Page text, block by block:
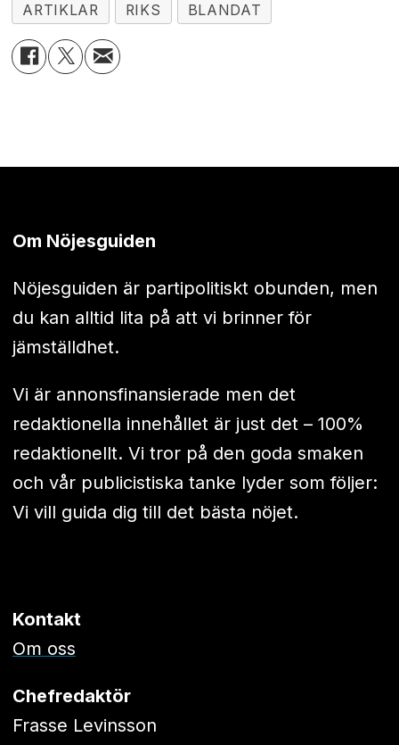
ARTIKLAR RIKS BLANDAT
Om Nöjesguiden
Nöjesguiden är partipolitiskt obunden, men
du kan alltid lita på att vi brinner för
jämställdhet.
Vi är annonsfinansierade men det
redaktionella innehållet är just det – 100%
redaktionellt. Vi tror på den goda smaken
och vår publicistiska tanke lyder som följer:
Vi vill guida dig till det bästa nöjet.
Kontakt
Om oss
Chefredaktör
Frasse Levinsson